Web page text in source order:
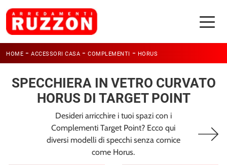
HOME - ACCESSORI CASA - COMPLEMENTI - HORUS
SPECCHIERA IN VETRO CURVATO
HORUS DI TARGET POINT
Desideri arricchire i tuoi spazi con i
Complementi Target Point? Ecco qui
diversi modelli di specchi senza cornice
come Horus.